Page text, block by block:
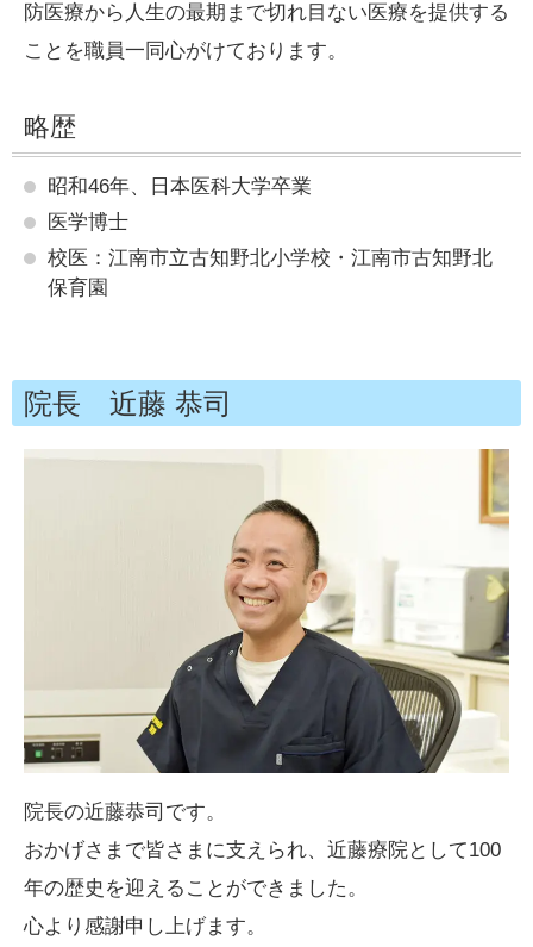
防医療から人生の最期まで切れ目ない医療を提供する
ことを職員一同心がけております。
略歴
昭和46年、日本医科大学卒業
医学博士
校医：江南市立古知野北小学校・江南市古知野北
保育園
院長 近藤 恭司
院長の近藤恭司です。
おかげさまで皆さまに支えられ、近藤療院として100
年の歴史を迎えることができました。
心より感謝申し上げます。